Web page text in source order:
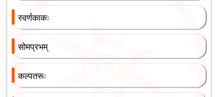
स्वर्णकाकः
सोमप्रभम्
कल्पतरूः